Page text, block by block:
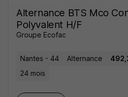
Alternance BTS Mco
Polyvalent H/F
Groupe Ecofac
Nantes - 44 Alternance
24 mois